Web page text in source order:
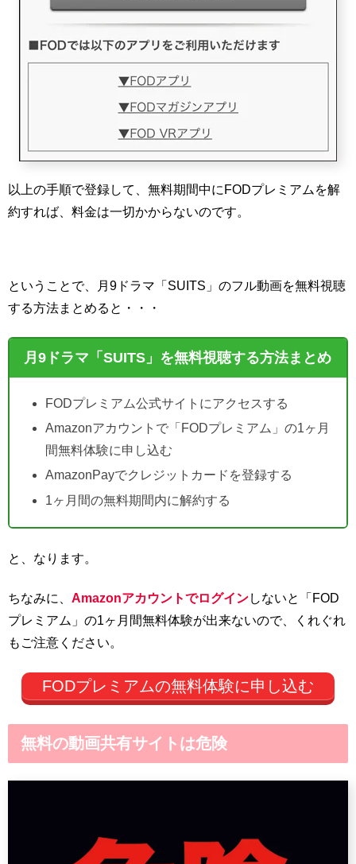
以上の手順で登録して、無料期間中にFODプレミアムを解
約すれば、料金は一切かからないのです。
ということで、月9ドラマ「SUITS」のフル動画を無料視聴
する方法まとめると・・・
月9ドラマ「SUITS」を無料視聴する方法まとめ
FODプレミアム公式サイトにアクセスする
Amazonアカウントで「FODプレミアム」の1ヶ月
間無料体験に申し込む
AmazonPayでクレジットカードを登録する
1ヶ月間の無料期間内に解約する
と、なります。
ちなみに、 Amazonアカウントでログインしないと「FOD
プレミアム」の1ヶ月間無料体験が出来ないので、くれぐれ
もご注意ください。
FODプレミアムの無料体験に申し込む
無料の動画共有サイトは危険